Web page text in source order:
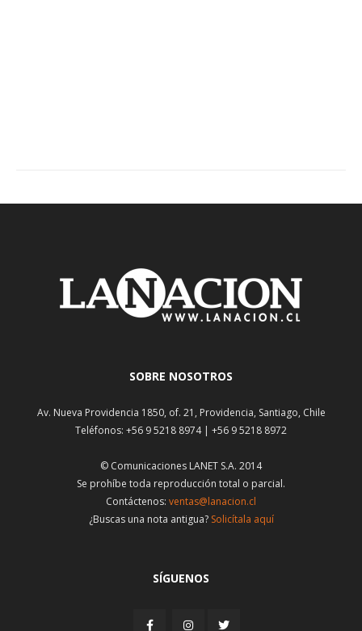
SOBRE NOSOTROS
Av. Nueva Providencia 1850, of. 21, Providencia, Santiago, Chile
Teléfonos: +56 9 5218 8974 | +56 9 5218 8972
© Comunicaciones LANET S.A. 2014
Se prohíbe toda reproducción total o parcial.
Contáctenos: ventas@lanacion.cl
¿Buscas una nota antigua? Solicítala aquí
SÍGUENOS